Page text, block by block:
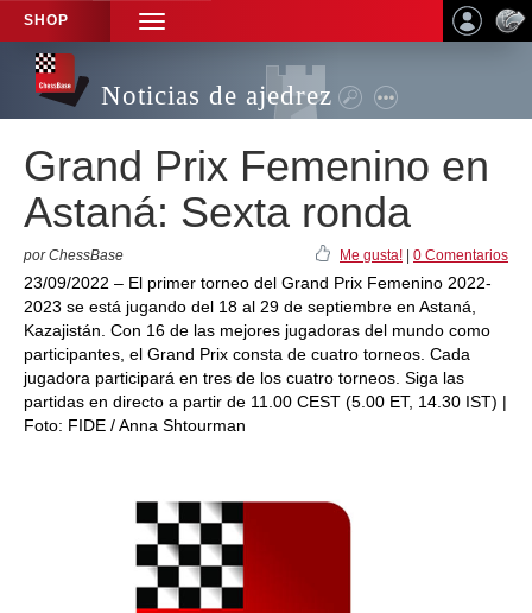
SHOP
TOGGLE
NAVIGATION
Noticias de ajedrez
Grand Prix Femenino en
Astaná: Sexta ronda
por ChessBase Me gusta! 0 Comentarios
23/09/2022 – El primer torneo del Grand Prix Femenino 2022-
2023 se está jugando del 18 al 29 de septiembre en Astaná,
Kazajistán. Con 16 de las mejores jugadoras del mundo como
participantes, el Grand Prix consta de cuatro torneos. Cada
jugadora participará en tres de los cuatro torneos. Siga las
partidas en directo a partir de 11.00 CEST (5.00 ET, 14.30 IST) |
Foto: FIDE / Anna Shtourman